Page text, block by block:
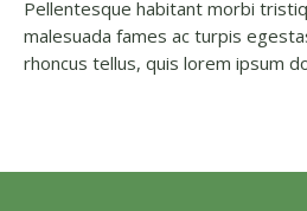
Pellentesque habitant morbi
malesuada fames ac turpis
rhoncus tellus, quis lorem ipsum